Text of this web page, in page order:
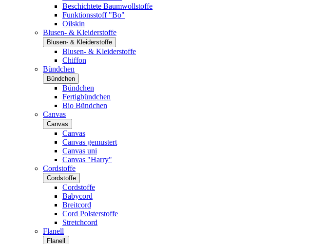
Beschichtete Baumwollstoffe
Funktionsstoff "Bo"
Oilskin
Blusen- & Kleiderstoffe
Blusen- & Kleiderstoffe
Blusen- & Kleiderstoffe
Chiffon
Bündchen
Bündchen
Bündchen
Fertigbündchen
Bio Bündchen
Canvas
Canvas
Canvas
Canvas gemustert
Canvas uni
Canvas "Harry"
Cordstoffe
Cordstoffe
Cordstoffe
Babycord
Breitcord
Cord Polsterstoffe
Stretchcord
Flanell
Flanell